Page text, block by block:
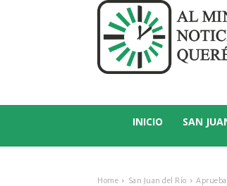
INICIO SAN
Home San Juan del Río